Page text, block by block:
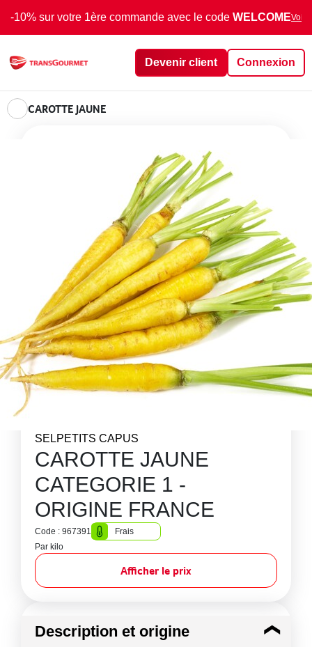
-10% sur votre 1ère commande avec le code WELCOMEVoir
Devenir client Connexion
CAROTTE JAUNE
SELPETITS CAPUS
CAROTTE JAUNE
CATEGORIE 1 -
ORIGINE FRANCE
Code : 967391
Frais
Par kilo
Afficher le prix
Description et origine